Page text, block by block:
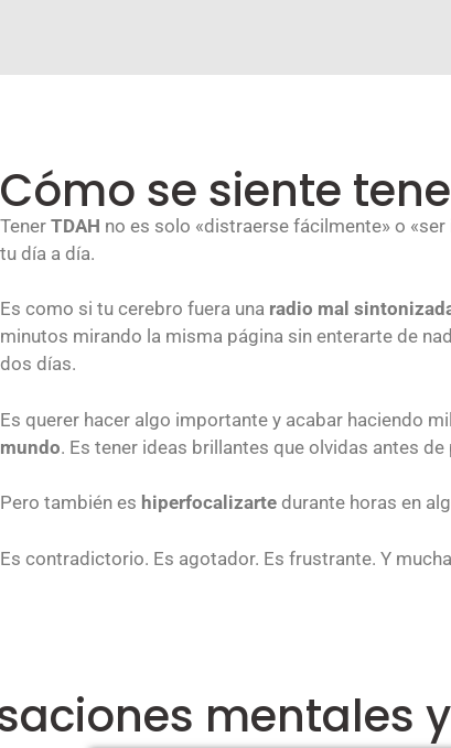
Cómo se siente
Tener TDAH no es solo «distraerse fácilmente» o
tu día a día.
Es como si tu cerebro fuera una radio mal
minutos mirando la misma página sin enterarte de
dos días.
Es querer hacer algo importante y acabar haciendo
mundo. Es tener ideas brillantes que olvidas antes
Pero también es hiperfocalizarte durante horas en
Es contradictorio. Es agotador. Es frustrante. Y
mentales